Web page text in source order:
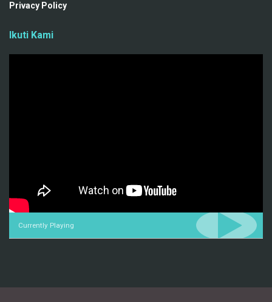
Privacy Policy
Ikuti Kami
Currently Playing